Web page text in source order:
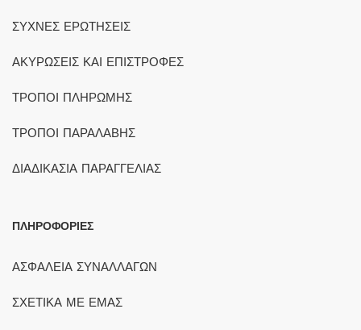
ΣΥΧΝΕΣ ΕΡΩΤΗΣΕΙΣ
ΑΚΥΡΩΣΕΙΣ ΚΑΙ ΕΠΙΣΤΡΟΦΕΣ
ΤΡΟΠΟΙ ΠΛΗΡΩΜΗΣ
ΤΡΟΠΟΙ ΠΑΡΑΛΑΒΗΣ
ΔΙΑΔΙΚΑΣΙΑ ΠΑΡΑΓΓΕΛΙΑΣ
ΠΛΗΡΟΦΟΡΙΕΣ
ΑΣΦΑΛΕΙΑ ΣΥΝΑΛΛΑΓΩΝ
ΣΧΕΤΙΚΑ ΜΕ ΕΜΑΣ